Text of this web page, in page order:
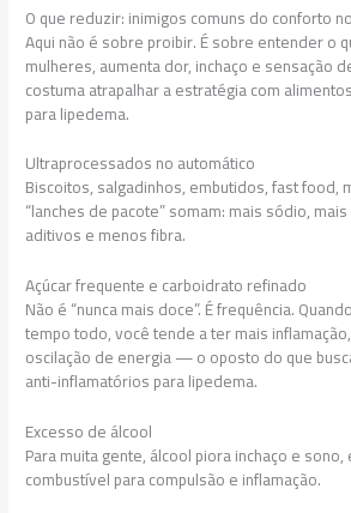
O que reduzir: inimigos comuns do conforto
Aqui não é sobre proibir. É sobre entender o
mulheres, aumenta dor, inchaço e sensação
costuma atrapalhar a estratégia com
para lipedema.
Ultraprocessados no automático
Biscoitos, salgadinhos, embutidos, fast food,
“lanches de pacote” somam: mais sódio,
aditivos e menos fibra.
Açúcar frequente e carboidrato refinado
Não é “nunca mais doce”. É frequência.
tempo todo, você tende a ter mais
oscilação de energia — o oposto do que
anti-inflamatórios para lipedema.
Excesso de álcool
Para muita gente, álcool piora inchaço e
combustível para compulsão e inflamação.